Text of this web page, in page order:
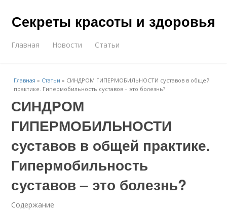
Секреты красоты и здоровья
Главная Новости Статьи
Главная » Статьи » СИНДРОМ ГИПЕРМОБИЛЬНОСТИ суставов в общей
практике. Гипермобильность суставов – это болезнь?
СИНДРОМ
ГИПЕРМОБИЛЬНОСТИ
суставов в общей практике.
Гипермобильность
суставов – это болезнь?
Содержание